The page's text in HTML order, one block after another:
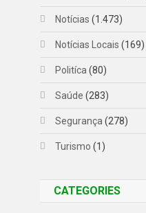
Notícias (1.473)
Notícias Locais (169)
Politíca (80)
Saúde (283)
Segurança (278)
Turismo (1)
CATEGORIES